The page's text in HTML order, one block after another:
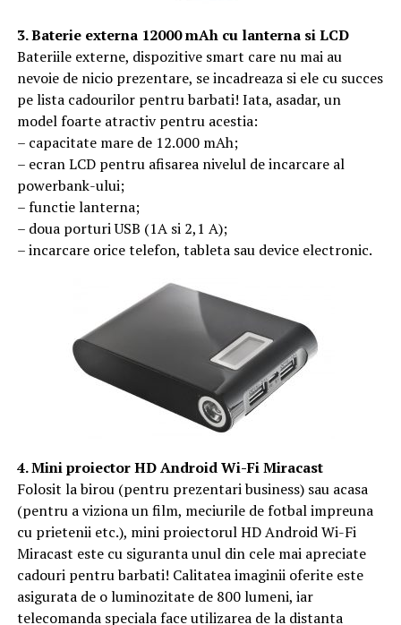
3. Baterie externa 12000 mAh cu lanterna si LCD
Bateriile externe, dispozitive smart care nu mai au
nevoie de nicio prezentare, se incadreaza si ele cu succes
pe lista cadourilor pentru barbati! Iata, asadar, un
model foarte atractiv pentru acestia:
– capacitate mare de 12.000 mAh;
– ecran LCD pentru afisarea nivelul de incarcare al
powerbank-ului;
– functie lanterna;
– doua porturi USB (1A si 2,1 A);
– incarcare orice telefon, tableta sau device electronic.
4. Mini proiector HD Android Wi-Fi Miracast
Folosit la birou (pentru prezentari business) sau acasa
(pentru a viziona un film, meciurile de fotbal impreuna
cu prietenii etc.), mini proiectorul HD Android Wi-Fi
Miracast este cu siguranta unul din cele mai apreciate
cadouri pentru barbati! Calitatea imaginii oferite este
asigurata de o luminozitate de 800 lumeni, iar
telecomanda speciala face utilizarea de la distanta